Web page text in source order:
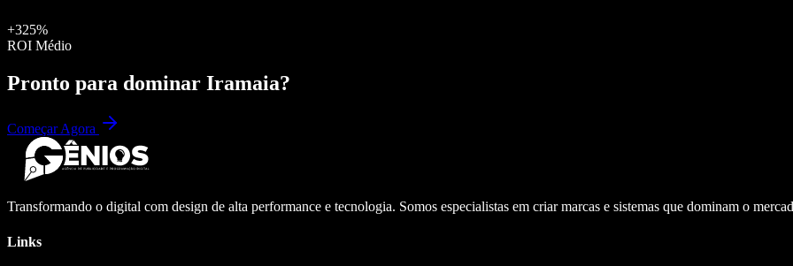
+325%
ROI Médio
Pronto para dominar Iramaia?
Começar Agora
Transformando o digital com design de alta performance e tecnologia. Somos especialistas em criar marcas e sistemas que dominam o
Links